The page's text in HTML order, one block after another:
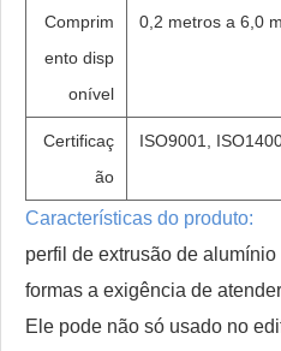
Comprim
ento disp
onível
0,2 metros a 6,0
Certificaç
ão
ISO9001,
Características do produto:
perfil de extrusão de
formas a exigência de
Ele pode não só usado no